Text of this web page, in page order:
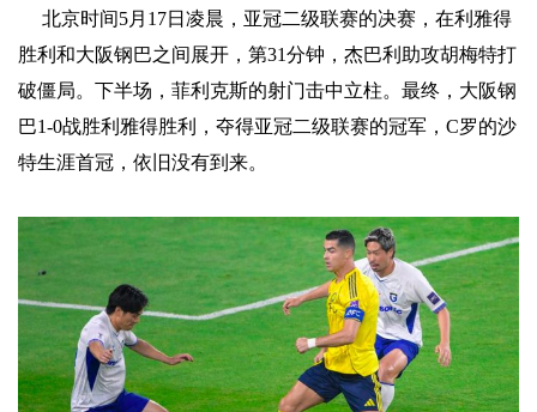
北京时间5月17日凌晨，亚冠二级联赛的决赛，在利雅得
胜利和大阪钢巴之间展开，第31分钟，杰巴利助攻胡梅特打
破僵局。下半场，菲利克斯的射门击中立柱。最终，大阪钢
巴1-0战胜利雅得胜利，夺得亚冠二级联赛的冠军，C罗的沙
特生涯首冠，依旧没有到来。